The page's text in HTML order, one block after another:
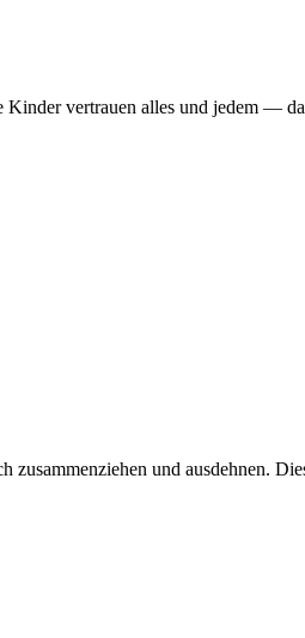
vertrauen alles und jedem —
und ausdehnen.